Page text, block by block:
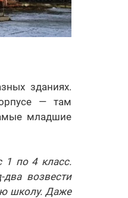
зданиях.
— там
младшие
1 по 4 класс.
возвести
школу. Даже